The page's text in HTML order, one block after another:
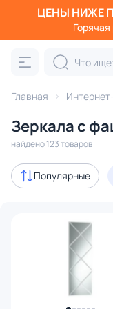
ЦЕНЫ НИЖЕ
Главная
Зеркала с
найдено 123 товаров
Популярные
Категория:
в полный рост
Акции 7